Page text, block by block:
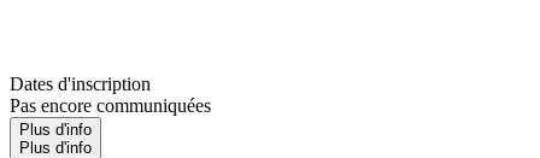
Dates d'inscription
Pas encore communiquées
Plus d'info
Plus d'info